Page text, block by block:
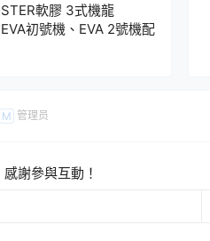
軟膠 3式機龍
初號機、EVA 2號機配
M 管理员
謝參與互動！